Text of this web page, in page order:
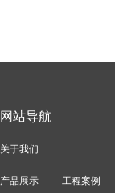
关于我们
工程案例
产品展示
网站导航